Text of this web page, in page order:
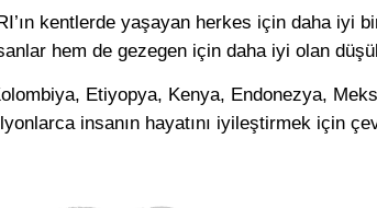
kentlerde yaşayan herkes için daha iyi
hem de gezegen için daha iyi olan
Etiyopya, Kenya, Endonezya,
insanın hayatını iyileştirmek için